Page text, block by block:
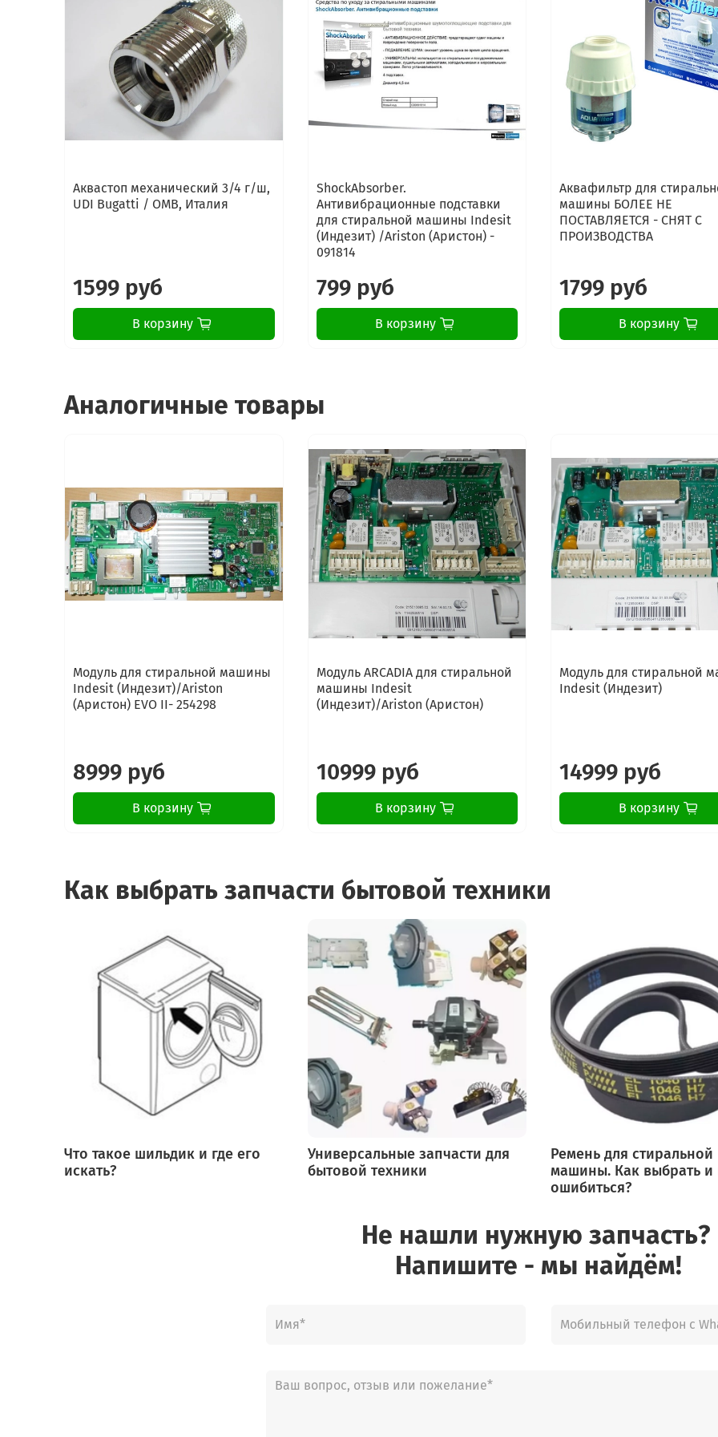
INDESIT IWB 6113 (UK)
INDESIT IWSB 5085 (CIS)
INDESIT IWSB 5093 (CIS)
INDESIT IWSB 5105 (CIS)
INDESIT IWUB 4085 (CIS)
INDESIT IWUB 4105 (CIS)
INDESIT IWB 6123 (UK)
INDESIT IWB 5113 (UK)
Аквастоп механический 3/4 г/ш,
UDI Bugatti / OMB, Италия
1599 руб
В корзину
ShockAbsorber.
Антивибрационные подставки
для стиральной машины Indesit
(Индезит) /Ariston (Аристон) -
091814
799 руб
В корзину
Аквафильтр для
машины БОЛЕЕ НЕ
ПОСТАВЛЯЕТСЯ - СНЯТ С
ПРОИЗВОДСТВА
1799 руб
В корзину
Аналогичные товары
Модуль для стиральной машины
Indesit (Индезит)/Ariston
(Аристон) EVO II- 254298
8999 руб
В корзину
Модуль ARCADIA для стиральной
машины Indesit
(Индезит)/Ariston (Аристон)
10999 руб
В корзину
Модуль для стиральной
Indesit (Индезит)
14999 руб
В корзину
Как выбрать запчасти бытовой техники
Что такое шильдик и где его
искать?
Универсальные запчасти для
бытовой техники
Ремень для стиральной
машины. Как выбрать и
ошибиться?
Не нашли нужную запчасть?
Напишите - мы найдём!